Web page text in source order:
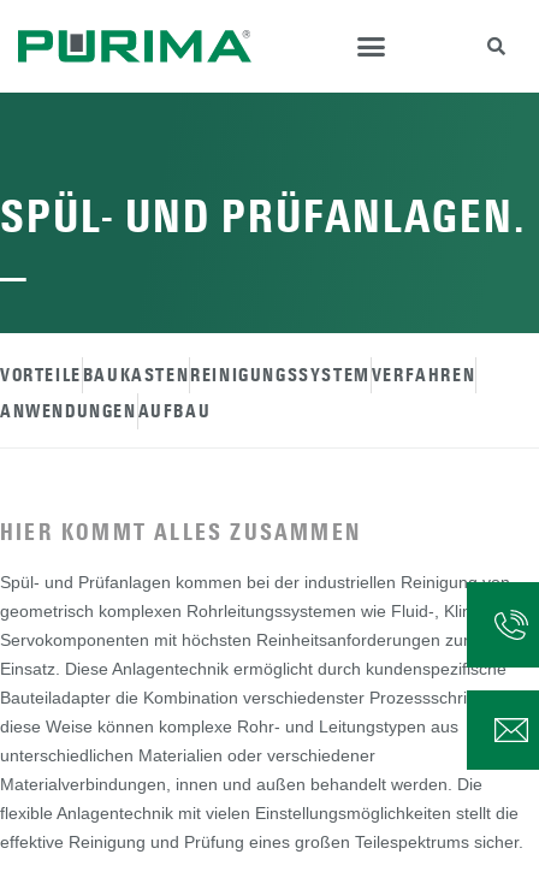
SPÜL- UND PRÜFANLAGEN.
—
VORTEILEBAUKASTENREINIGUNGSSYSTEM VERFAHREN
ANWENDUNGENAUFBAU
HIER KOMMT ALLES ZUSAMMEN
Spül- und Prüfanlagen kommen bei der industriellen Reinigung von
geometrisch komplexen Rohrleitungssystemen wie Fluid-, Klima- und
Servokomponenten mit höchsten Reinheitsanforderungen zum
Einsatz. Diese Anlagentechnik ermöglicht durch kundenspezifische
Bauteiladapter die Kombination verschiedenster Prozessschritte. Auf
diese Weise können komplexe Rohr- und Leitungstypen aus
unterschiedlichen Materialien oder verschiedener
Materialverbindungen, innen und außen behandelt werden. Die
flexible Anlagentechnik mit vielen Einstellungsmöglichkeiten stellt die
effektive Reinigung und Prüfung eines großen Teilespektrums sicher.